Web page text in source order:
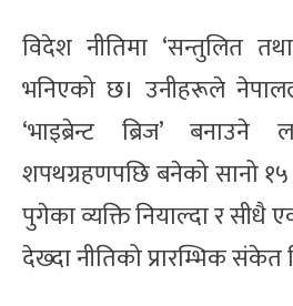
विदेश नीतिमा ‘सन्तुलित
भनिएको छ। उनीहरूले
‘भाइब्रेन्ट ब्रिज’
शपथग्रहणपछि बनेको सानो १५
पुगेका व्यक्ति नियाल्दा र सीधै
देख्दा नीतिको प्रारम्भिक संकेत